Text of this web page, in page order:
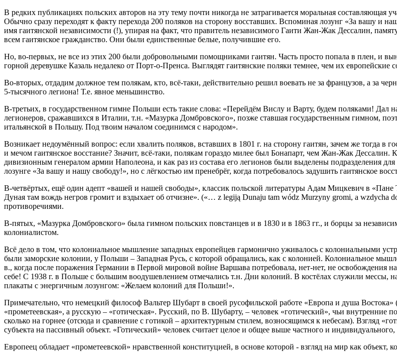
В редких публикациях польских авторов на эту тему почти никогда не затрагивается моральная составляющая
Обычно сразу переходят к факту перехода 200 поляков на сторону восставших. Вспоминая лозунг «За вашу и
имя гаитянской независимости (!), упирая на факт, что правитель независимого Гаити Жан-Жак Дессалин,
всем гаитянское гражданство. Они были единственные белые, получившие его.
Но, во-первых, не все из этих 200 были добровольными помощниками гаитян. Часть просто попала в плен, и
горной деревушке Казаль недалеко от Порт-о-Пренса. Выглядят гаитянские поляки темнее, чем их
Во-вторых, отдадим должное тем полякам, кто, всё-таки, действительно решил воевать не за французов, а за
5-тысячного легиона! Т.е. явное меньшинство.
В-третьих, в государственном гимне Польши есть такие слова: «Перейдём Вислу и Варту, будем поляками!
легионеров, сражавшихся в Италии, т.н. «Мазурка Домбровского», позже ставшая государственным гимном,
итальянской в Польшу. Под твоим началом соединимся с народом».
Возникает недоумённый вопрос: если хвалить поляков, вставших в 1801 г. на сторону гаитян, зачем же тогда в
и мечом гаитянское восстание? Значит, всё-таки, полякам гораздо милее был Бонапарт, чем Жан-Жак
дивизионным генералом армии Наполеона, и как раз из состава его легионов были выделены подразделения
лозунге «За вашу и нашу свободу!», но с лёгкостью им пренебрёг, когда потребовалось задушить гаитянское
В-четвёртых, ещё один адепт «вашей и нашей свободы», классик польской литературы Адам Мицкевич в
Дуная там вождь негров громит и вздыхает об отчизне». («… z legiją Dunaju tam wódz Murzyny gromi, a wzdycha
противоречиями.
В-пятых, «Мазурка Домбровского» была гимном польских повстанцев и в 1830 и в 1863 гг., и борцы за
колониалистом.
Всё дело в том, что колониальное мышление западных европейцев гармонично уживалось с колониальными
были заморские колонии, у Польши – Западная Русь, с которой обращались, как с колонией. Колониальное
в., когда после поражения Германии в Первой мировой войне Варшава потребовала, нет-нет, не освобождения
себе! С 1938 г. в Польше с большим воодушевлением отмечались т.н. Дни колоний. В костёлах служили мессы,
плакаты с энергичным лозунгом: «Желаем колоний для Польши!».
Примечательно, что немецкий философ Вальтер Шубарт в своей русофильской работе «Европа и душа Востока»
«прометеевская», а русскую – «готическая». Русский, по В. Шубарту, – человек «готический», чьи внутренние
сколько на горнее (отсюда и сравнение с готикой – архитектурным стилем, возносящимся к небесам). Взгляд
субъекта на пассивный объект. «Готический» человек считает целое и общее выше частного и
Европеец обладает «прометеевской» нравственной конституцией, в основе которой - взгляд на мир как